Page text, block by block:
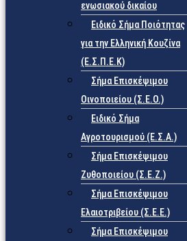
ενωσιακού δικαίου
Ειδικό Σήμα Ποιότητας
για την Ελληνική Κουζίνα
(Ε.Σ.Π.Ε.Κ)
Σήμα Επισκέψιμου
Οινοποιείου (Σ.Ε.Ο.)
Ειδικό Σήμα
Αγροτουρισμού (Ε.Σ.Α.)
Σήμα Επισκέψιμου
Ζυθοποιείου (Σ.Ε.Ζ.)
Σήμα Επισκέψιμου
Ελαιοτριβείου (Σ.Ε.Ε.)
Σήμα Επισκέψιμου